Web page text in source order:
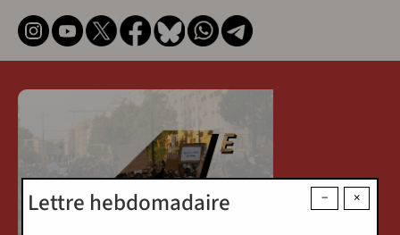
×
−
Lettre hebdomadaire